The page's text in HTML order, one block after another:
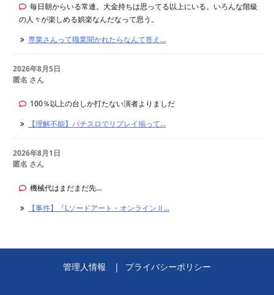
毎日朝からいる常連。大金持ちは思ってる以上にいる。いろんな階級
の人々が楽しめる娯楽なんだなって思う。
専業さんって職業聞かれたらなんて答え...
2026年8月5日
匿名 さん
100％以上の台しか打たない演者よりましだ
【理解不能】パチスロでリプレイ揃って...
2026年8月1日
匿名 さん
機械代はまだまだ先...
【事件】『Lソードアート・オンラインⅡ...
管理人情報 プライバシーポリシー